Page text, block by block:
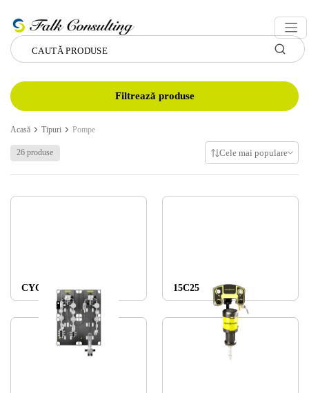
Filtrează produse
Acasă Tipuri Pompe
26 produse Cele mai populare
CYCLOMIX EVO 15C25